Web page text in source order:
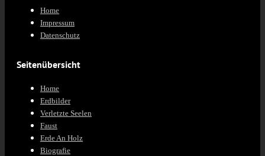
Home
Impressum
Datenschutz
Seitenübersicht
Home
Erdbilder
Verletzte Seelen
Faust
Erde An Holz
Biografie